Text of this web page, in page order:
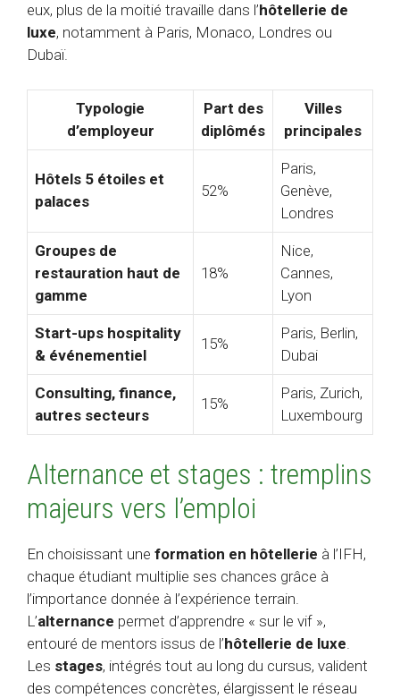
eux, plus de la moitié travaille dans l’hôtellerie de
luxe, notamment à Paris, Monaco, Londres ou
Dubaï.
Typologie
d’employeur
Part des
diplômés
Villes
principales
Hôtels 5 étoiles et
palaces
52%
Paris,
Genève,
Londres
Groupes de
restauration haut de
gamme
18%
Nice,
Cannes,
Lyon
Start-ups hospitality
& événementiel
15%
Paris, Berlin,
Dubai
Consulting, finance,
autres secteurs
15%
Paris, Zurich,
Luxembourg
Alternance et stages : tremplins
majeurs vers l’emploi
En choisissant une formation en hôtellerie à l’IFH,
chaque étudiant multiplie ses chances grâce à
l’importance donnée à l’expérience terrain.
L’alternance permet d’apprendre « sur le vif »,
entouré de mentors issus de l’hôtellerie de luxe.
Les stages, intégrés tout au long du cursus, valident
des compétences concrètes, élargissent le réseau